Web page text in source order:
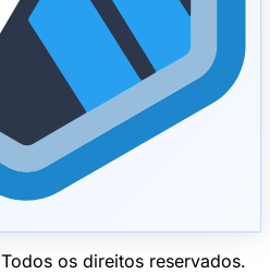
Todos os direitos reservados.